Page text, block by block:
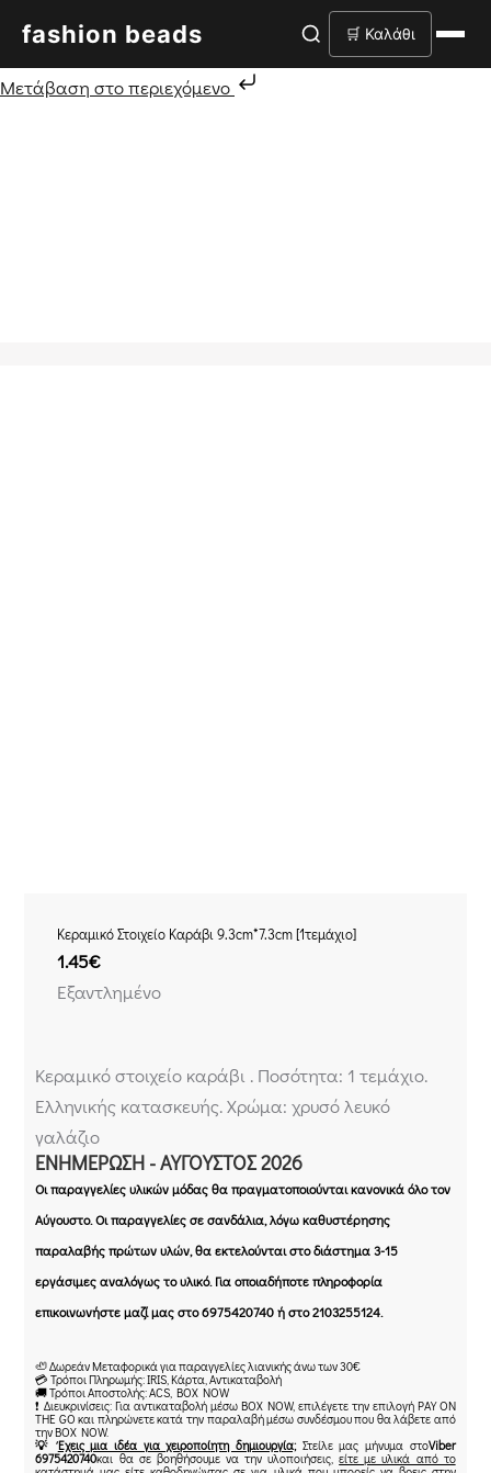
fashion beads 🛒 Καλάθι
Μετάβαση στο περιεχόμενο
Κεραμικό Στοιχείο Καράβι 9.3cm*7.3cm [1τεμάχιο]
1.45€
Εξαντλημένο
Κεραμικό στοιχείο καράβι . Ποσότητα: 1 τεμάχιο.
Ελληνικής κατασκευής. Χρώμα: χρυσό λευκό
γαλάζιο
ΕΝΗΜΈΡΩΣΗ - ΑΎΓΟΥΣΤΟΣ 2026
Οι παραγγελίες υλικών μόδας θα πραγματοποιούνται κανονικά όλο τον
Αύγουστο. Οι παραγγελίες σε σανδάλια, λόγω καθυστέρησης
παραλαβής πρώτων υλών, θα εκτελούνται στο διάστημα 3-15
εργάσιμες αναλόγως το υλικό. Για οποιαδήποτε πληροφορία
επικοινωνήστε μαζί μας στο 6975420740 ή στο 2103255124.
🦥 Δωρεάν Μεταφορικά για παραγγελίες λιανικής άνω των 30€
💳 Τρόποι Πληρωμής: IRIS, Κάρτα, Αντικαταβολή
🚚 Τρόποι Αποστολής: ACS, BOX NOW
❗ Διευκρινίσεις: Για αντικαταβολή μέσω BOX NOW, επιλέγετε την επιλογή PAY ON
THE GO και πληρώνετε κατά την παραλαβή μέσω συνδέσμου που θα λάβετε από
την BOX NOW.
💡Έχεις μια ιδέα για χειροποίητη δημιουργία; Στείλε μας μήνυμα στοViber
6975420740και θα σε βοηθήσουμε να την υλοποιήσεις,είτε με υλικά από το